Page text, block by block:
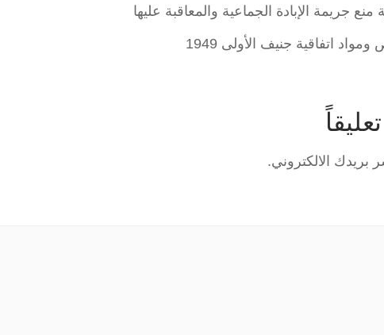
منع جريمة الإبادة الجماعية والمعاقبة عليها
اتفاقية جنيف الأولى 1949
بريدك الالكتروني.